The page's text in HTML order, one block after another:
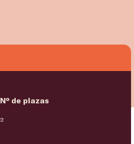
Nº de plazas
2